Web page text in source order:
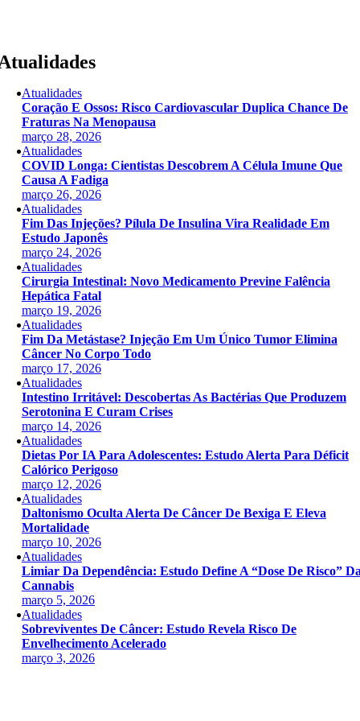
Atualidades
Coração E Ossos: Risco Cardiovascular Duplica Chance De
Fraturas Na Menopausa
março 28, 2026
Atualidades
COVID Longa: Cientistas Descobrem A Célula Imune Que
Causa A Fadiga
março 26, 2026
Atualidades
Fim Das Injeções? Pílula De Insulina Vira Realidade Em
Estudo Japonês
março 24, 2026
Atualidades
Cirurgia Intestinal: Novo Medicamento Previne Falência
Hepática Fatal
março 19, 2026
Atualidades
Fim Da Metástase? Injeção Em Um Único Tumor Elimina
Câncer No Corpo Todo
março 17, 2026
Atualidades
Intestino Irritável: Descobertas As Bactérias Que Produzem
Serotonina E Curam Crises
março 14, 2026
Atualidades
Dietas Por IA Para Adolescentes: Estudo Alerta Para Déficit
Calórico Perigoso
março 12, 2026
Atualidades
Daltonismo Oculta Alerta De Câncer De Bexiga E Eleva
Mortalidade
março 10, 2026
Atualidades
Limiar Da Dependência: Estudo Define A “dose De Risco”
Cannabis
março 5, 2026
Atualidades
Sobreviventes De Câncer: Estudo Revela Risco De
Envelhecimento Acelerado
março 3, 2026